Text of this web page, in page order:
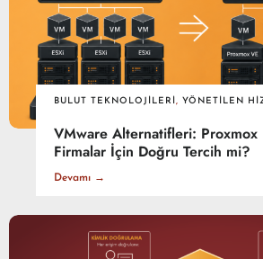
BULUT TEKNOLOJILERI , YÖNETILEN
VMware Alternatifleri: Proxmox
Firmalar İçin Doğru Tercih mi?
Devamı →